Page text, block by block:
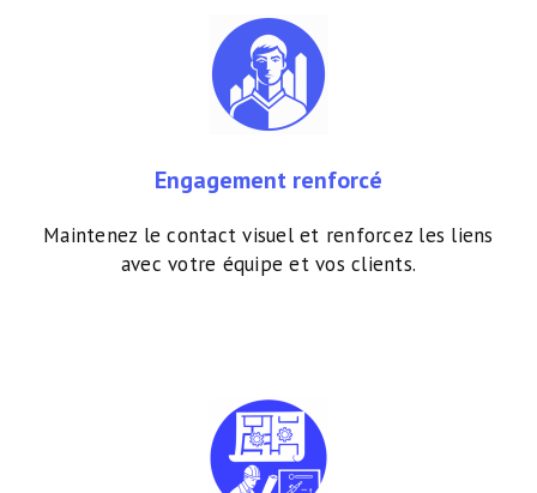
Engagement renforcé
Maintenez le contact visuel et renforcez les liens
avec votre équipe et vos clients.